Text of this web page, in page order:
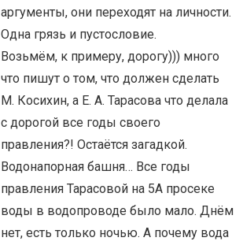
аргументы, они переходят на личности.
Одна грязь и пустословие.
Возьмём, к примеру, дорогу))) много
что пишут о том, что должен сделать
М. Косихин, а Е. А. Тарасова что делала
с дорогой все годы своего
правления?! Остаётся загадкой.
Водонапорная башня… Все годы
правления Тарасовой на 5А просеке
воды в водопроводе было мало. Днём
нет, есть только ночью. А почему вода